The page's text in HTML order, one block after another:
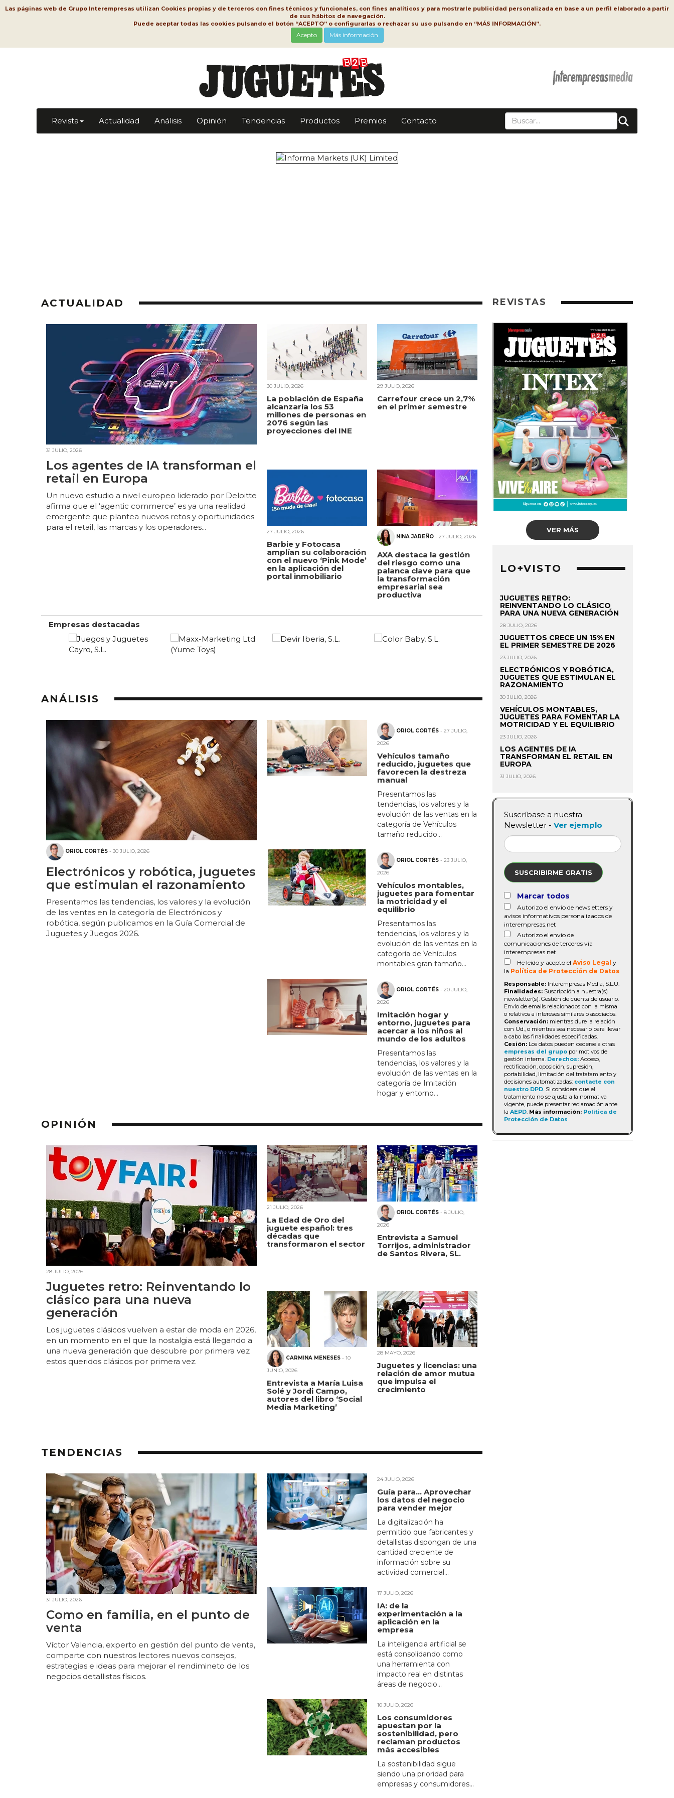
Las páginas web de Grupo Interempresas utilizan Cookies propias y de terceros con fines técnicos y funcionales, con fines analíticos y para mostrarle publicidad personalizada en base a un perfil elaborado a partir
de sus hábitos de navegación.
Puede aceptar todas las cookies pulsando el botón “ACEPTO” o configurarlas o rechazar su uso pulsando en “MÁS INFORMACIÓN”.
Acepto Más información
Revista Actualidad Análisis Opinión Tendencias Productos Premios Contacto
ACTUALIDAD
31 JULIO, 2026
Los agentes de IA transforman el
retail en Europa
Un nuevo estudio a nivel europeo liderado por Deloitte
afirma que el ‘agentic commerce’ es ya una realidad
emergente que plantea nuevos retos y oportunidades
para el retail, las marcas y los operadores...
30 JULIO, 2026
La población de España
alcanzaría los 53
millones de personas en
2076 según las
proyecciones del INE
29 JULIO, 2026
Carrefour crece un 2,7%
en el primer semestre
27 JULIO, 2026
Barbie y Fotocasa
amplían su colaboración
con el nuevo ‘Pink Mode’
en la aplicación del
portal inmobiliario
NINA JAREÑO - 27 JULIO, 2026
AXA destaca la gestión
del riesgo como una
palanca clave para que
la transformación
empresarial sea
productiva
Empresas destacadas
ANÁLISIS
ORIOL CORTÉS - 30 JULIO, 2026
Electrónicos y robótica, juguetes
que estimulan el razonamiento
Presentamos las tendencias, los valores y la evolución
de las ventas en la categoría de Electrónicos y
robótica, según publicamos en la Guía Comercial de
Juguetes y Juegos 2026.
ORIOL CORTÉS - 27 JULIO,
2026
Vehículos tamaño
reducido, juguetes que
favorecen la destreza
manual
Presentamos las
tendencias, los valores y la
evolución de las ventas en la
categoría de Vehículos
tamaño reducido...
ORIOL CORTÉS - 23 JULIO,
2026
Vehículos montables,
juguetes para fomentar
la motricidad y el
equilibrio
Presentamos las
tendencias, los valores y la
evolución de las ventas en la
categoría de Vehículos
montables gran tamaño...
ORIOL CORTÉS - 20 JULIO,
2026
Imitación hogar y
entorno, juguetes para
acercar a los niños al
mundo de los adultos
Presentamos las
tendencias, los valores y la
evolución de las ventas en la
categoría de Imitación
hogar y entorno...
OPINIÓN
28 JULIO, 2026
Juguetes retro: Reinventando lo
clásico para una nueva
generación
Los juguetes clásicos vuelven a estar de moda en 2026,
en un momento en el que la nostalgia está llegando a
una nueva generación que descubre por primera vez
estos queridos clásicos por primera vez.
21 JULIO, 2026
La Edad de Oro del
juguete español: tres
décadas que
transformaron el sector
ORIOL CORTÉS - 8 JULIO,
2026
Entrevista a Samuel
Torrijos, administrador
de Santos Rivera, SL.
CARMINA MENESES - 10
JUNIO, 2026
Entrevista a María Luisa
Solé y Jordi Campo,
autores del libro ‘Social
Media Marketing’
28 MAYO, 2026
Juguetes y licencias: una
relación de amor mutua
que impulsa el
crecimiento
TENDENCIAS
31 JULIO, 2026
Como en familia, en el punto de
venta
Víctor Valencia, experto en gestión del punto de venta,
comparte con nuestros lectores nuevos consejos,
estrategias e ideas para mejorar el rendimineto de los
negocios detallistas físicos.
24 JULIO, 2026
Guía para… Aprovechar
los datos del negocio
para vender mejor
La digitalización ha
permitido que fabricantes y
detallistas dispongan de una
cantidad creciente de
información sobre su
actividad comercial...
17 JULIO, 2026
IA: de la
experimentación a la
aplicación en la
empresa
La inteligencia artificial se
está consolidando como
una herramienta con
impacto real en distintas
áreas de negocio...
10 JULIO, 2026
Los consumidores
apuestan por la
sostenibilidad, pero
reclaman productos
más accesibles
La sostenibilidad sigue
siendo una prioridad para
empresas y consumidores...
REVISTAS
VER MÁS
LO+VISTO
JUGUETES RETRO:
REINVENTANDO LO CLÁSICO
PARA UNA NUEVA GENERACIÓN
28 JULIO, 2026
JUGUETTOS CRECE UN 15% EN
EL PRIMER SEMESTRE DE 2026
23 JULIO, 2026
ELECTRÓNICOS Y ROBÓTICA,
JUGUETES QUE ESTIMULAN EL
RAZONAMIENTO
30 JULIO, 2026
VEHÍCULOS MONTABLES,
JUGUETES PARA FOMENTAR LA
MOTRICIDAD Y EL EQUILIBRIO
23 JULIO, 2026
LOS AGENTES DE IA
TRANSFORMAN EL RETAIL EN
EUROPA
31 JULIO, 2026
Suscríbase a nuestra
Newsletter - Ver ejemplo
SUSCRIBIRME GRATIS
Marcar todos
Autorizo el envío de newsletters y
avisos informativos personalizados de
interempresas.net
Autorizo el envío de
comunicaciones de terceros vía
interempresas.net
He leído y acepto el Aviso Legal y
la Política de Protección de Datos
Responsable: Interempresas Media, S.L.U.
Finalidades: Suscripción a nuestra(s)
newsletter(s). Gestión de cuenta de usuario.
Envío de emails relacionados con la misma
o relativos a intereses similares o asociados.
Conservación: mientras dure la relación
con Ud., o mientras sea necesario para llevar
a cabo las finalidades especificadas.
Cesión: Los datos pueden cederse a otras
empresas del grupo por motivos de
gestión interna. Derechos: Acceso,
rectificación, oposición, supresión,
portabilidad, limitación del tratatamiento y
decisiones automatizadas: contacte con
nuestro DPD. Si considera que el
tratamiento no se ajusta a la normativa
vigente, puede presentar reclamación ante
la AEPD. Más información: Política de
Protección de Datos.